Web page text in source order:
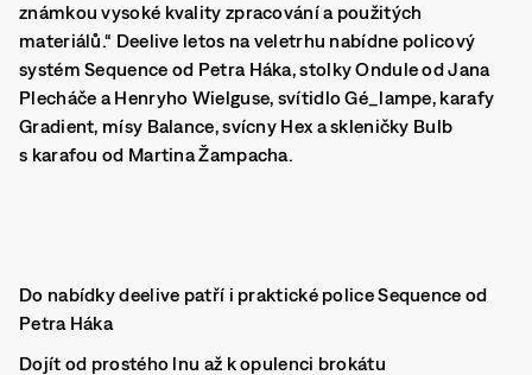
známkou vysoké kvality zpracování a použitých
materiálů.“ Deelive letos na veletrhu nabídne policový
systém Sequence od Petra Háka, stolky Ondule od Jana
Plecháče a Henryho Wielguse, svítidlo Gé_lampe, karafy
Gradient, mísy Balance, svícny Hex a skleničky Bulb
s karafou od Martina Žampacha.
Do nabídky deelive patří i praktické police Sequence od
Petra Háka
Dojít od prostého lnu až k opulenci brokátu